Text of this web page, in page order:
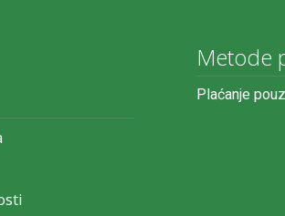
Metode
Plaćanje